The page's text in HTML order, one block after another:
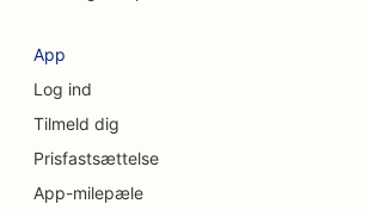
SEO for kraniofaciale kirurger
SEO for kreditforeninger
SEO for cupcake-butikker
App
Log ind
Tilmeld dig
Prisfastsættelse
App-milepæle